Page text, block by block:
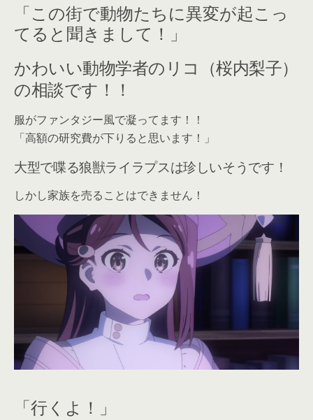
「この街で動物たちに異変が起こっ
てると聞きまして！」
かわいい動物学者のリコ（桜内梨子）
の相談です！！
服がファンタジー風で凝ってます！！
「高額の研究費が下りると思います！」
大型で喋る狼獣ライラプスは珍しいそうです！
しかし家族を売ることはできません！
「行くよ！」